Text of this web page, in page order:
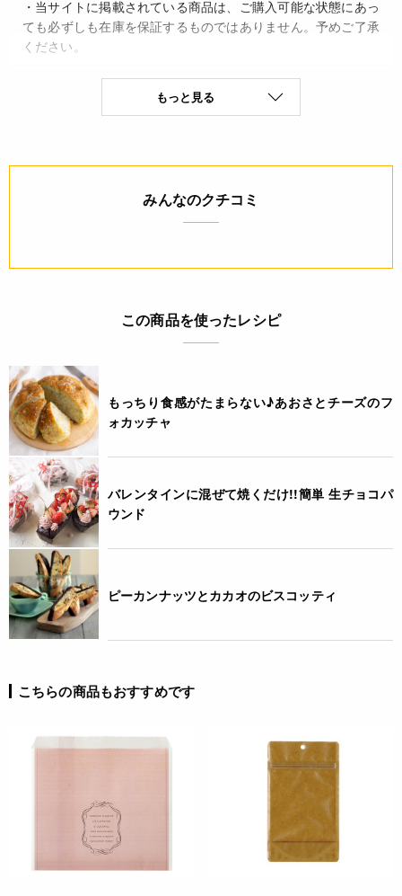
・当サイトに掲載されている商品は、ご購入可能な状態にあっ
ても必ずしも在庫を保証するものではありません。予めご了承
ください。
もっと見る
みんなのクチコミ
この商品を使ったレシピ
もっちり食感がたまらない♪あおさとチーズのフ
ォカッチャ
バレンタインに混ぜて焼くだけ!!簡単 生チョコパ
ウンド
ピーカンナッツとカカオのビスコッティ
こちらの商品もおすすめです